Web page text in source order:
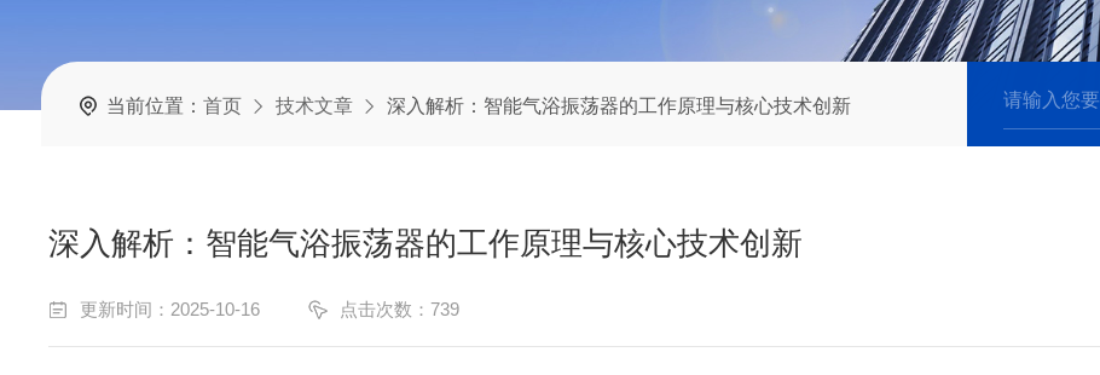
当前位置： 首页 技术文章 深入解析：智能气浴振荡器的工作原理与核心技术创新
深入解析：智能气浴振荡器的工作原理与核心技术创新
更新时间：2025-10-16 点击次数：739